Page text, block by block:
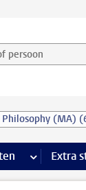
en
Philosophy (MA)
pagina’s
meerExtra